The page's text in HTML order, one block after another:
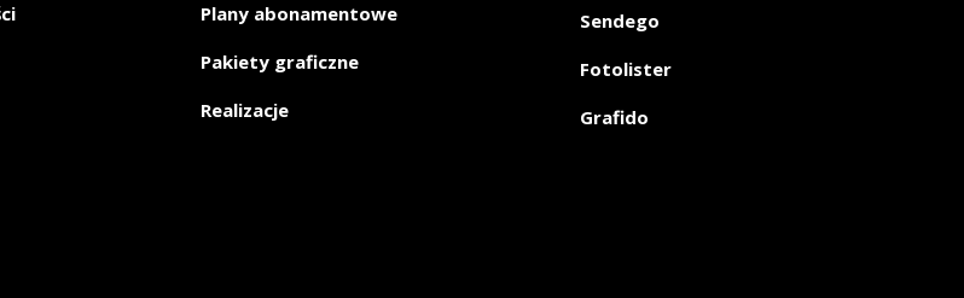
Plany abonamentowe
Pakiety graficzne
Realizacje
Sendego
Fotolister
Grafido